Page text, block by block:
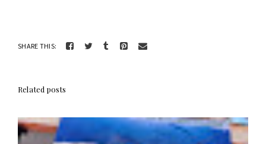
SHARE THIS:
Related posts